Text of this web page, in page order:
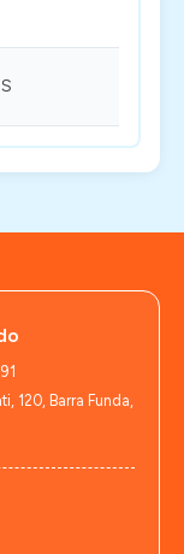
120, Barra Funda,